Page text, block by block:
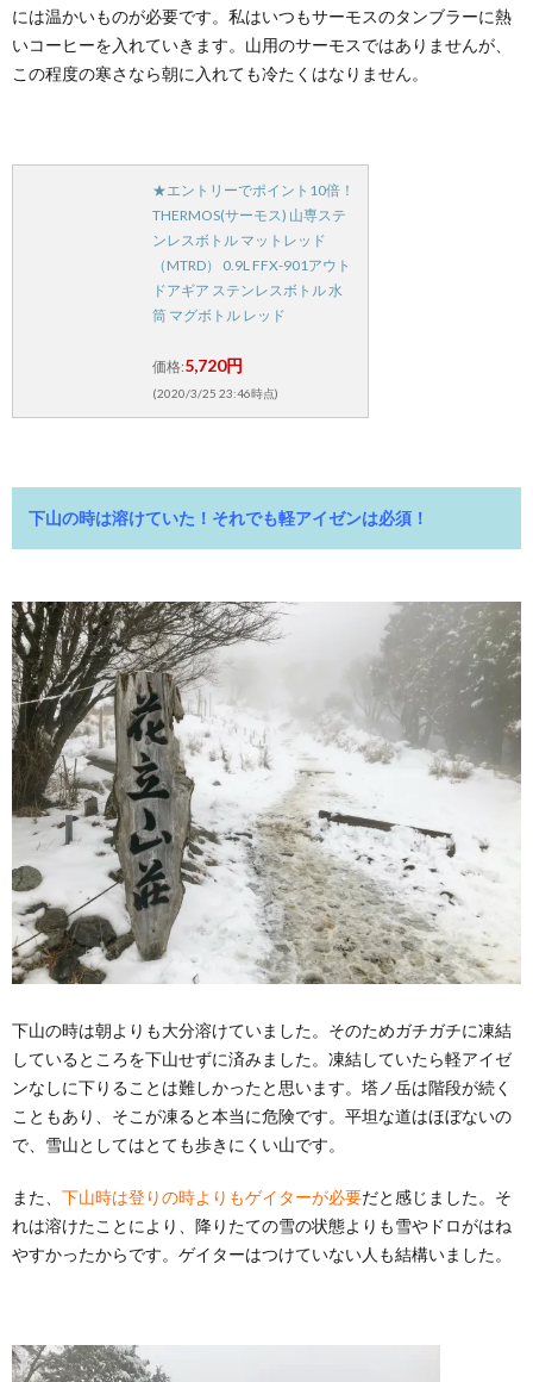
には温かいものが必要です。私はいつもサーモスのタンブラーに熱
いコーヒーを入れていきます。山用のサーモスではありませんが、
この程度の寒さなら朝に入れても冷たくはなりません。
★エントリーでポイント10倍！
THERMOS(サーモス) 山専ステ
ンレスボトル マットレッド
（MTRD） 0.9L FFX-901アウト
ドアギア ステンレスボトル 水
筒 マグボトル レッド
価格:5,720円
(2020/3/25 23:46時点)
下山の時は溶けていた！それでも軽アイゼンは必須！
下山の時は朝よりも大分溶けていました。そのためガチガチに凍結
しているところを下山せずに済みました。凍結していたら軽アイゼ
ンなしに下りることは難しかったと思います。塔ノ岳は階段が続く
こともあり、そこが凍ると本当に危険です。平坦な道はほぼないの
で、雪山としてはとても歩きにくい山です。
また、 下山時は登りの時よりもゲイターが必要だと感じました。そ
れは溶けたことにより、降りたての雪の状態よりも雪やドロがはね
やすかったからです。ゲイターはつけていない人も結構いました。